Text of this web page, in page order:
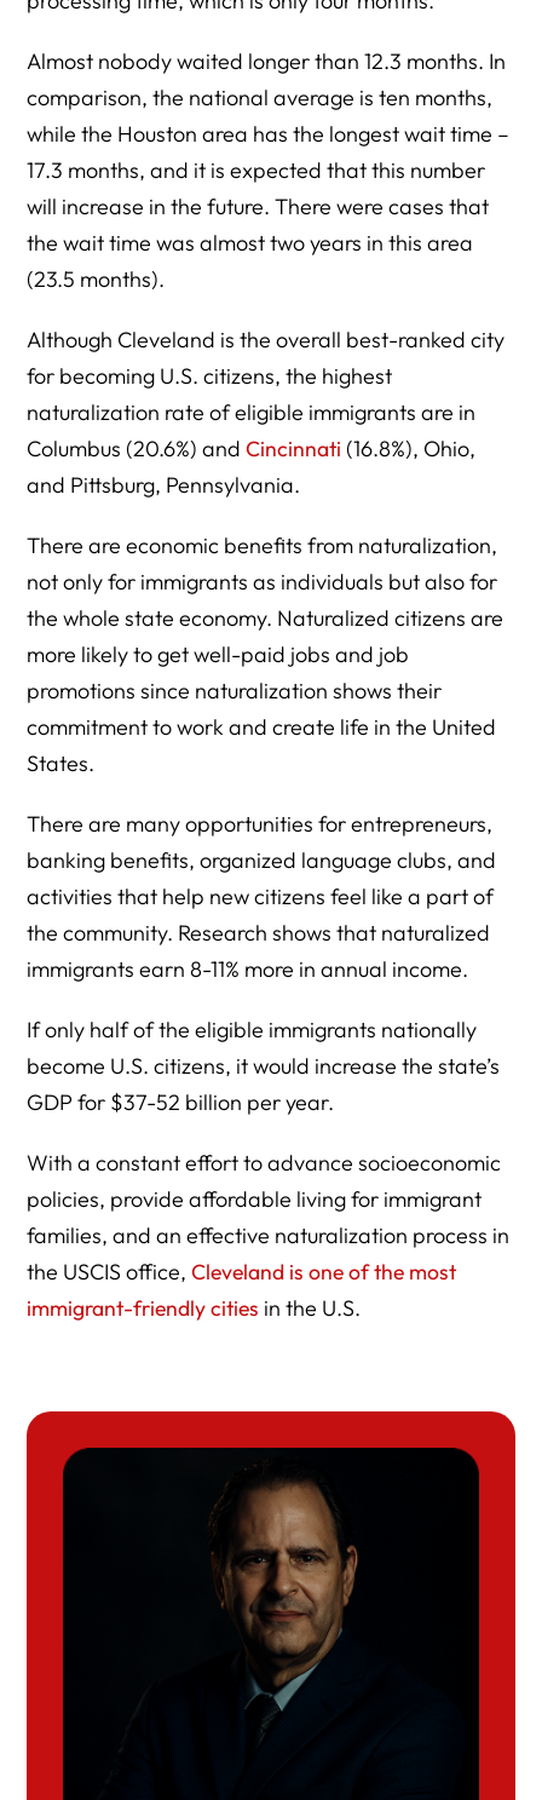
Almost nobody waited longer than 12.3 months. In
comparison, the national average is ten months,
while the Houston area has the longest wait time –
17.3 months, and it is expected that this number
will increase in the future. There were cases that
the wait time was almost two years in this area
(23.5 months).
Although Cleveland is the overall best-ranked city
for becoming U.S. citizens, the highest
naturalization rate of eligible immigrants are in
Columbus (20.6%) andCincinnati (16.8%), Ohio,
and Pittsburg, Pennsylvania.
There are economic benefits from naturalization,
not only for immigrants as individuals but also for
the whole state economy. Naturalized citizens are
more likely to get well-paid jobs and job
promotions since naturalization shows their
commitment to work and create life in the United
States.
There are many opportunities for entrepreneurs,
banking benefits, organized language clubs, and
activities that help new citizens feel like a part of
the community. Research shows that naturalized
immigrants earn 8-11% more in annual income.
If only half of the eligible immigrants nationally
become U.S. citizens, it would increase the state’s
GDP for $37-52 billion per year.
With a constant effort to advance socioeconomic
policies, provide affordable living for immigrant
families, and an effective naturalization process in
the USCIS office,Cleveland is one of the most
immigrant-friendly cities in the U.S.